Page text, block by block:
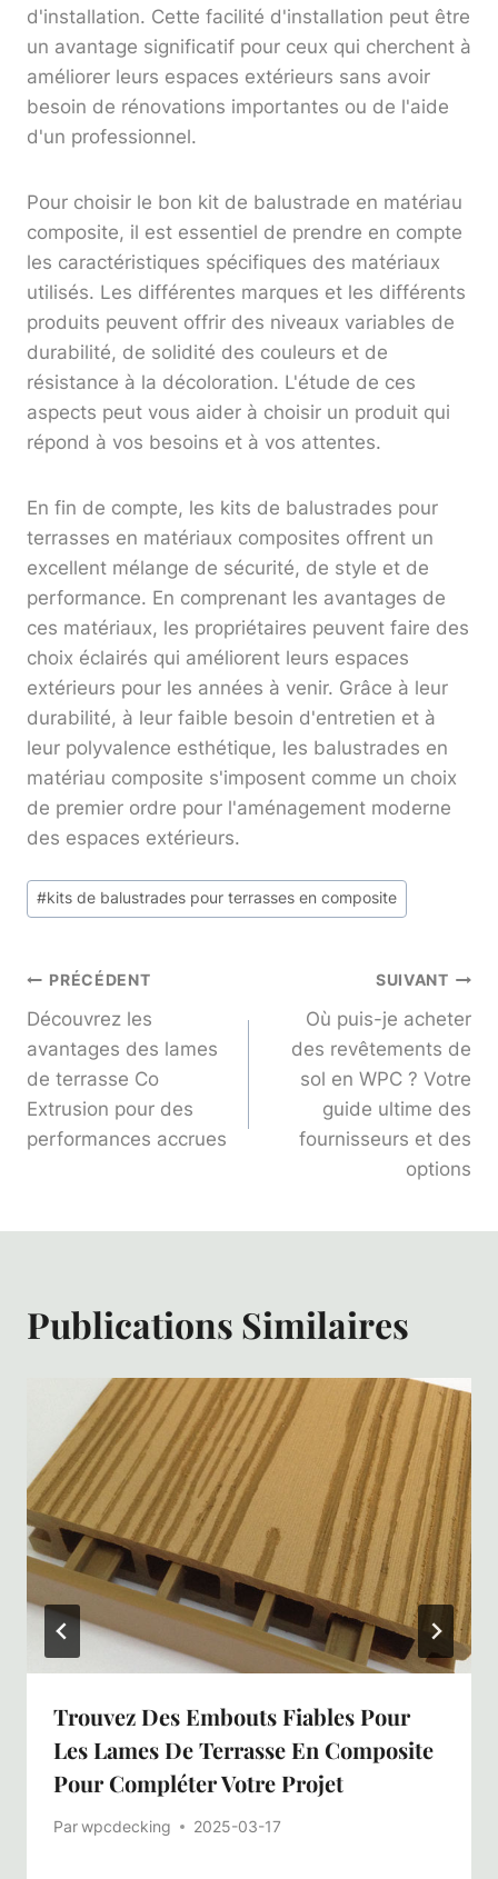
d'installation. Cette facilité d'installation peut être
un avantage significatif pour ceux qui cherchent à
améliorer leurs espaces extérieurs sans avoir
besoin de rénovations importantes ou de l'aide
d'un professionnel.
Pour choisir le bon kit de balustrade en matériau
composite, il est essentiel de prendre en compte
les caractéristiques spécifiques des matériaux
utilisés. Les différentes marques et les différents
produits peuvent offrir des niveaux variables de
durabilité, de solidité des couleurs et de
résistance à la décoloration. L'étude de ces
aspects peut vous aider à choisir un produit qui
répond à vos besoins et à vos attentes.
En fin de compte, les kits de balustrades pour
terrasses en matériaux composites offrent un
excellent mélange de sécurité, de style et de
performance. En comprenant les avantages de
ces matériaux, les propriétaires peuvent faire des
choix éclairés qui améliorent leurs espaces
extérieurs pour les années à venir. Grâce à leur
durabilité, à leur faible besoin d'entretien et à
leur polyvalence esthétique, les balustrades en
matériau composite s'imposent comme un choix
de premier ordre pour l'aménagement moderne
des espaces extérieurs.
Étiquettes
de
publication :
#kits de balustrades pour terrasses en composite
Navigation
De
L’article
PRÉCÉDENT
Découvrez les
avantages des lames
de terrasse Co
Extrusion pour des
performances accrues
SUIVANT
Où puis-je acheter
des revêtements de
sol en WPC ? Votre
guide ultime des
fournisseurs et des
options
Publications Similaires
Trouvez Des Embouts Fiables Pour
Les Lames De Terrasse En Composite
Pour Compléter Votre Projet
Parwpcdecking 2025-03-17